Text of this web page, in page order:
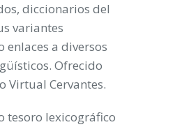
diccionarios del
variantes
enlaces a diversos
Ofrecido
Virtual Cervantes.
lexicográfico